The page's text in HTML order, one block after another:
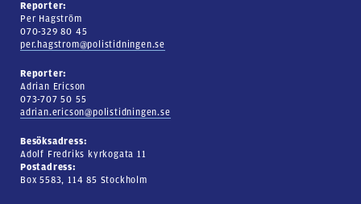
Reporter:
Per Hagström
070-329 80 45
per.hagstrom@polistidningen.se
Reporter:
Adrian Ericson
073-707 50 55
adrian.ericson@polistidningen.se
Besöksadress:
Adolf Fredriks kyrkogata 11
Postadress:
Box 5583, 114 85 Stockholm